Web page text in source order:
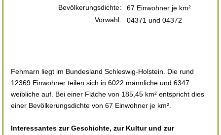
Bevölkerungsdichte:
67 Einwohner je km²
Vorwahl:
04371 und 04372
Fehmarn liegt im Bundesland Schleswig-Holstein. Die rund
12369 Einwohner teilen sich in 6022 männliche und 6347
weibliche auf. Bei einer Fläche von 185,45 km² entspricht dies
einer Bevölkerungsdichte von 67 Einwohner je km².
Interessantes zur Geschichte, zur Kultur und zur